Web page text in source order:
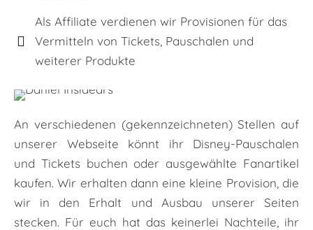
Als Affiliate verdienen wir Provisionen für das
Vermitteln von Tickets, Pauschalen und
weiterer Produkte
An verschiedenen (gekennzeichneten) Stellen auf
unserer Webseite könnt ihr Disney-Pauschalen
und Tickets buchen oder ausgewählte Fanartikel
kaufen. Wir erhalten dann eine kleine Provision, die
wir in den Erhalt und Ausbau unserer Seiten
stecken. Für euch hat das keinerlei Nachteile, ihr